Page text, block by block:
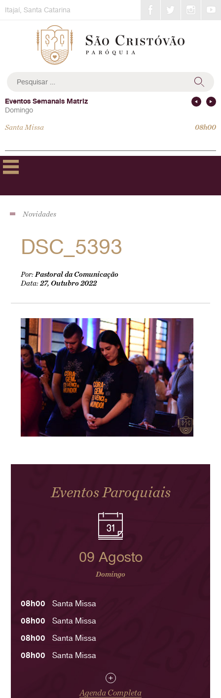
toItajaí, Santa Catarina
por:
Eventos Semanais Matriz
Domingo
Santa Missa 08h00
Novidades
DSC_5393
Por:Pastoral da Comunicação
Data:27, Outubro 2022
Eventos Paroquiais
09 Agosto
Domingo
08h00
Santa Missa
08h00
Santa Missa
08h00
Santa Missa
08h00
Santa Missa
+
Agenda Completa